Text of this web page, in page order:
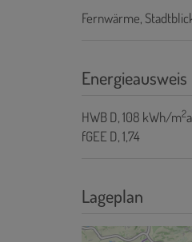
Fernwärme
Energieausweis
HWBD, 108 kWh/m2a
fGEE D, 1,74
Lageplan